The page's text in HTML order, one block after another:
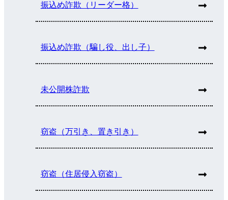
振込め詐欺（リーダー格）
振込め詐欺（騙し役、出し子）
未公開株詐欺
窃盗（万引き、置き引き）
窃盗（住居侵入窃盗）